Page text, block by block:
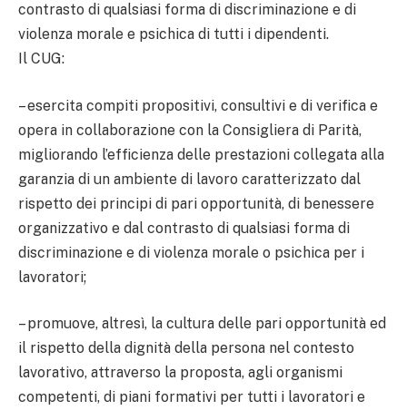
contrasto di qualsiasi forma di discriminazione e di
violenza morale e psichica di tutti i dipendenti.
Il CUG:
– esercita compiti propositivi, consultivi e di verifica e
opera in collaborazione con la Consigliera di Parità,
migliorando l’efficienza delle prestazioni collegata alla
garanzia di un ambiente di lavoro caratterizzato dal
rispetto dei principi di pari opportunità, di benessere
organizzativo e dal contrasto di qualsiasi forma di
discriminazione e di violenza morale o psichica per i
lavoratori;
– promuove, altresì, la cultura delle pari opportunità ed
il rispetto della dignità della persona nel contesto
lavorativo, attraverso la proposta, agli organismi
competenti, di piani formativi per tutti i lavoratori e